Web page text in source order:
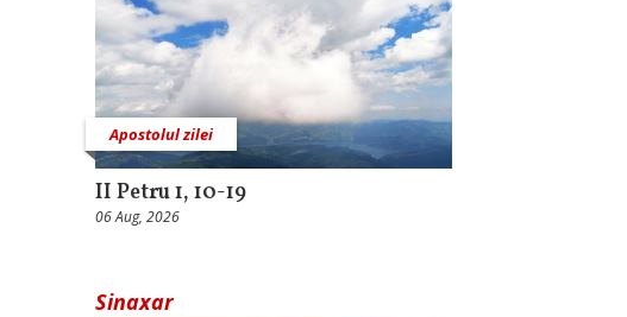
Apostolul zilei
II Petru 1, 10-19
06 Aug, 2026
Sinaxar